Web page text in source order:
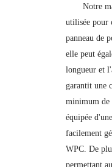
Notre
utilisée pour
panneau de
elle peut
longueur et
garantit une
minimum de
équipée
facilement
WPC. De
permettant